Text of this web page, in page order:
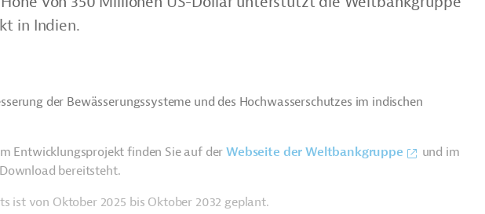
in Indien.
der Bewässerungssysteme und des Hochwasserschutzes im indischen
Entwicklungsprojekt finden Sie auf derWebseite der Weltbankgruppe
und im
bereitsteht.
ist von Oktober 2025 bis Oktober 2032 geplant.